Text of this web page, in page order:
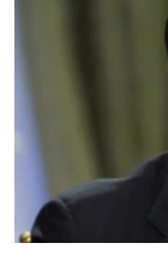
ВІДЕОУРОКИ
СВІДЧЕННЯ
УКРАЇНСЬКА
ЯК ОБІЙТИ
Qırımtatar